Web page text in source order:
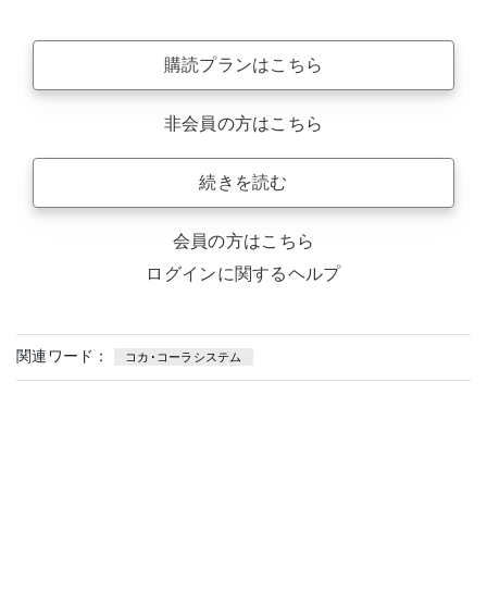
購読プランはこちら
非会員の方はこちら
続きを読む
会員の方はこちら
ログインに関するヘルプ
関連ワード： コカ･コーラシステム